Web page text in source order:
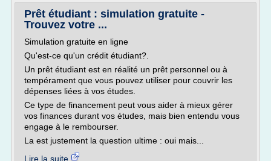
Prêt étudiant : simulation gratuite -
Trouvez votre ...
Simulation gratuite en ligne
Qu'est-ce qu'un crédit étudiant?.
Un prêt étudiant est en réalité un prêt personnel ou à
tempérament que vous pouvez utiliser pour couvrir les
dépenses liées à vos études.
Ce type de financement peut vous aider à mieux gérer
vos finances durant vos études, mais bien entendu vous
engage à le rembourser.
La est justement la question ultime : oui mais...
Lire la suite